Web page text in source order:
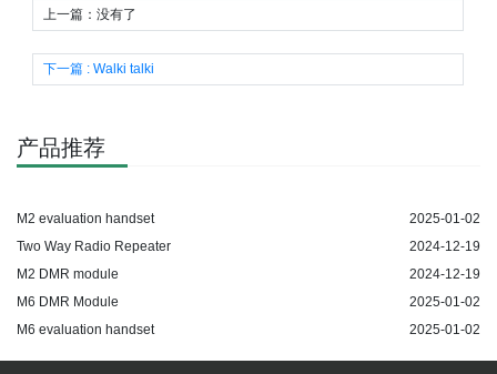
上一篇：没有了
下一篇 : Walki talki
产品推荐
M2 evaluation handset
2025-01-02
Two Way Radio Repeater
2024-12-19
M2 DMR module
2024-12-19
M6 DMR Module
2025-01-02
M6 evaluation handset
2025-01-02